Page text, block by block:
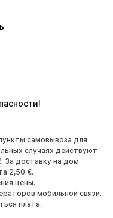
тенденции
самовывоза для
случаях действуют
За доставку на дом
2,50 €.
цены.
мобильной связи.
плата.